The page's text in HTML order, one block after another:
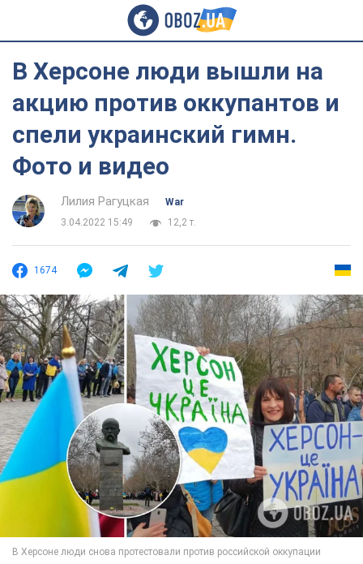
В Херсоне люди вышли на
акцию против оккупантов и
спели украинский гимн.
Фото и видео
Лилия Рагуцкая
War
3.04.2022 15:49
12,2 т.
1674